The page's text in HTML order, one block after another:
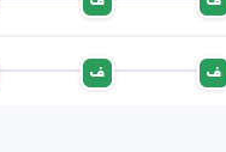
ف ف